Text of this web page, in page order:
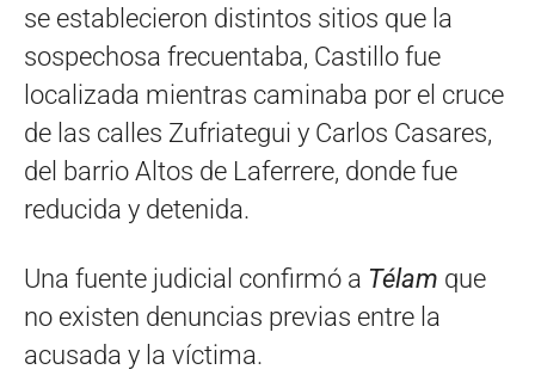
se establecieron distintos sitios que la
sospechosa frecuentaba, Castillo fue
localizada mientras caminaba por el cruce
de las calles Zufriategui y Carlos Casares,
del barrio Altos de Laferrere, donde fue
reducida y detenida.
Una fuente judicial confirmó a Télam que
no existen denuncias previas entre la
acusada y la víctima.